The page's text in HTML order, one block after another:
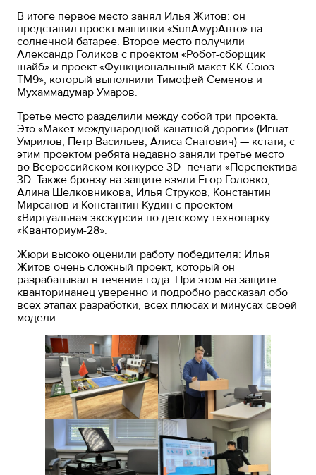
В итоге первое место занял Илья Житов: он
представил проект машинки «SunАмурАвто» на
солнечной батарее. Второе место получили
Александр Голиков с проектом «Робот-сборщик
шайб» и проект «Функциональный макет КК Союз
ТМ9», который выполнили Тимофей Семенов и
Мухаммадумар Умаров.
Третье место разделили между собой три проекта.
Это «Макет международной канатной дороги» (Игнат
Умрилов, Петр Васильев, Алиса Снатович) — кстати, с
этим проектом ребята недавно заняли третье место
во Всероссийском конкурсе 3D- печати «Перспектива
3D. Также бронзу на защите взяли Егор Головко,
Алина Шелковникова, Илья Струков, Константин
Мирсанов и Константин Кудин с проектом
«Виртуальная экскурсия по детскому технопарку
«Кванториум-28».
Жюри высоко оценили работу победителя: Илья
Житов очень сложный проект, который он
разрабатывал в течение года. При этом на защите
кванторинанец уверенно и подробно рассказал обо
всех этапах разработки, всех плюсах и минусах своей
модели.